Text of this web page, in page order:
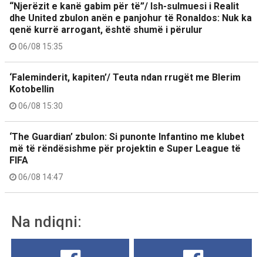
“Njerëzit e kanë gabim për të”/ Ish-sulmuesi i Realit
dhe United zbulon anën e panjohur të Ronaldos: Nuk ka
qenë kurrë arrogant, është shumë i përulur
06/08 15:35
‘Faleminderit, kapiten’/ Teuta ndan rrugët me Blerim
Kotobellin
06/08 15:30
‘The Guardian’ zbulon: Si punonte Infantino me klubet
më të rëndësishme për projektin e Super League të
FIFA
06/08 14:47
Na ndiqni: